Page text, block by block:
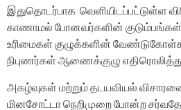
இதுதொடர்பாக வெளியிடப்பட்டுள்ள
காணாமல் போனவர்களின் குடும்பங்கள்
உரிமைகள் குழுக்களின்
நிபுணர்கள் ஆணைக்குழு
அகழ்வுகள் மற்றும் தடயவியல்
மினசோட்டா நெறிமுறை போன்ற